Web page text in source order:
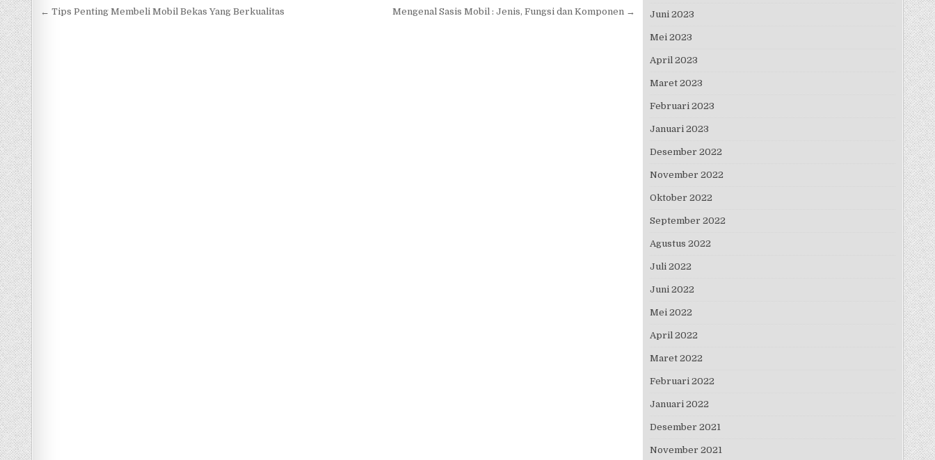
Navigasi
← Tips Penting Membeli Mobil Bekas Yang Berkualitas Mengenal Sasis Mobil : Jenis, Fungsi dan Komponen → Juni 2023
Mei 2023
April 2023
Maret 2023
Februari 2023
Januari 2023
Desember 2022
November 2022
Oktober 2022
September 2022
Agustus 2022
Juli 2022
Juni 2022
Mei 2022
April 2022
Maret 2022
Februari 2022
Januari 2022
Desember 2021
November 2021